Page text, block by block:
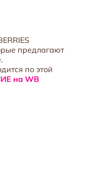
предлагают
по этой
на WB